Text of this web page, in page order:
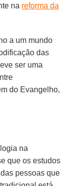
na reforma da
a um mundo
das
ser uma
do Evangelho,
na
que os estudos
pessoas que